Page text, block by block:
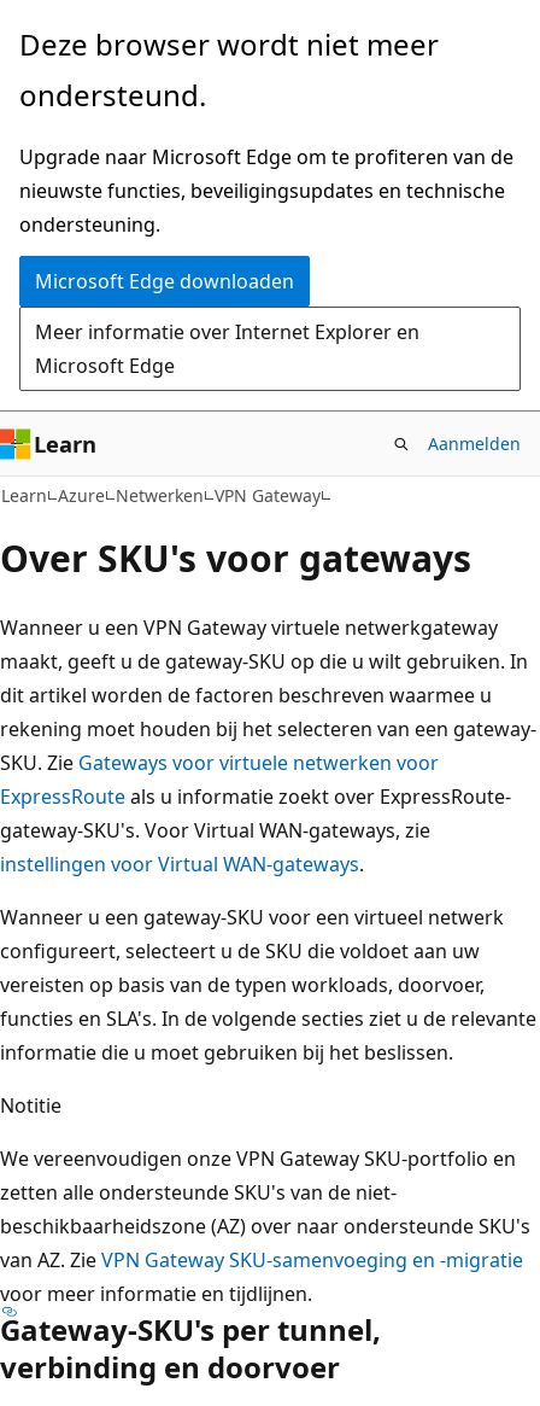
Naar
gaan
Deze browser wordt niet meer
ondersteund.
Upgrade naar Microsoft Edge om te profiteren van de
nieuwste functies, beveiligingsupdates en technische
ondersteuning.
Microsoft Edge downloaden
Meer informatie over Internet Explorer en
Microsoft Edge
Learn Aanmelden
Learn Azure Netwerken VPN Gateway
Over SKU's voor gateways
Wanneer u een VPN Gateway virtuele netwerkgateway
maakt, geeft u de gateway-SKU op die u wilt gebruiken. In
dit artikel worden de factoren beschreven waarmee u
rekening moet houden bij het selecteren van een gateway-
SKU. Zie Gateways voor virtuele netwerken voor
ExpressRouteals u informatie zoekt over ExpressRoute-
gateway-SKU's. Voor Virtual WAN-gateways, zie
instellingen voor Virtual WAN-gateways.
Wanneer u een gateway-SKU voor een virtueel netwerk
configureert, selecteert u de SKU die voldoet aan uw
vereisten op basis van de typen workloads, doorvoer,
functies en SLA's. In de volgende secties ziet u de relevante
informatie die u moet gebruiken bij het beslissen.
Notitie
We vereenvoudigen onze VPN Gateway SKU-portfolio en
zetten alle ondersteunde SKU's van de niet-
beschikbaarheidszone (AZ) over naar ondersteunde SKU's
van AZ. ZieVPN Gateway SKU-samenvoeging en -migratie
voor meer informatie en tijdlijnen.
Gateway-SKU's per tunnel,
verbinding en doorvoer